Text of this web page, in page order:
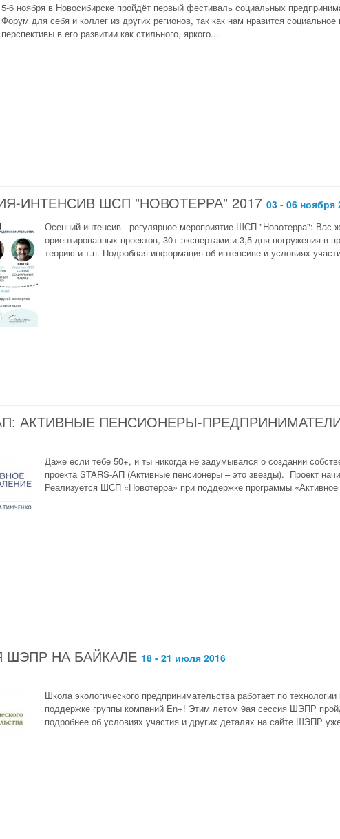
5-6 ноября в Новосибирске пройдёт первый фестиваль социальных
Форум для себя и коллег из других регионов, так как нам нравится
перспективы в его развитии как стильного, яркого...
ИНТЕНСИВ ШСП "НОВОТЕРРА" 2017 03 - 06 ноября
Осенний интенсив - регулярное мероприятие ШСП "Новотерра": Вас
ориентированных проектов, 30+ экспертами и 3,5 дня погружения в
теорию и т.п. Подробная информация об интенсиве и условиях
АКТИВНЫЕ ПЕНСИОНЕРЫ-
Даже если тебе 50+, и ты никогда не задумывался о создании
проекта STARS-АП (Активные пенсионеры – это звезды). Проект
Реализуется ШСП «Новотерра» при поддержке программы «Активное
ШЭПР НА БАЙКАЛЕ 18 - 21 июля 2016
Школа экологического предпринимательства работает по
поддержке группы компаний En+! Этим летом 9ая сессия ШЭПР
подробнее об условиях участия и других деталях на сайте ШЭПР